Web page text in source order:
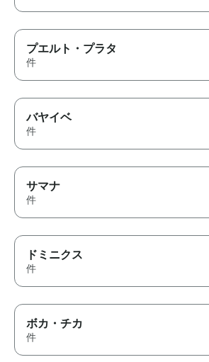
プエルト・プラタ
件
バヤイベ
件
サマナ
件
ドミニクス
件
ボカ・チカ
件